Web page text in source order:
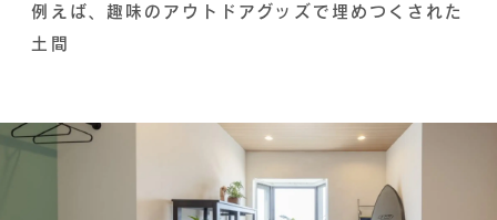
例えば、趣味のアウトドアグッズで埋めつくされた
土間